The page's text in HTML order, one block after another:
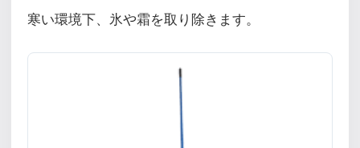
寒い環境下、氷や霜を取り除きます。